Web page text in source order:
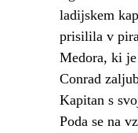
ladijskem
prisilila v
Medora, ki je
Conrad
Kapitan s
Poda se na